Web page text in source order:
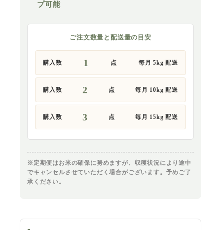
プ可能
ご注文数量と配送量の目安
購入数 1 点 毎月 5kg 配送
購入数 2 点 毎月 10kg 配送
購入数 3 点 毎月 15kg 配送
※定期便はお米の確保に努めますが、収穫状況により途中
でキャンセルさせていただく場合がございます。予めご了
承ください。